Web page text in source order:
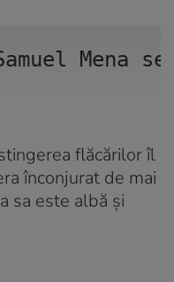
Mena
flăcărilor îl
înconjurat de mai
sa este albă și